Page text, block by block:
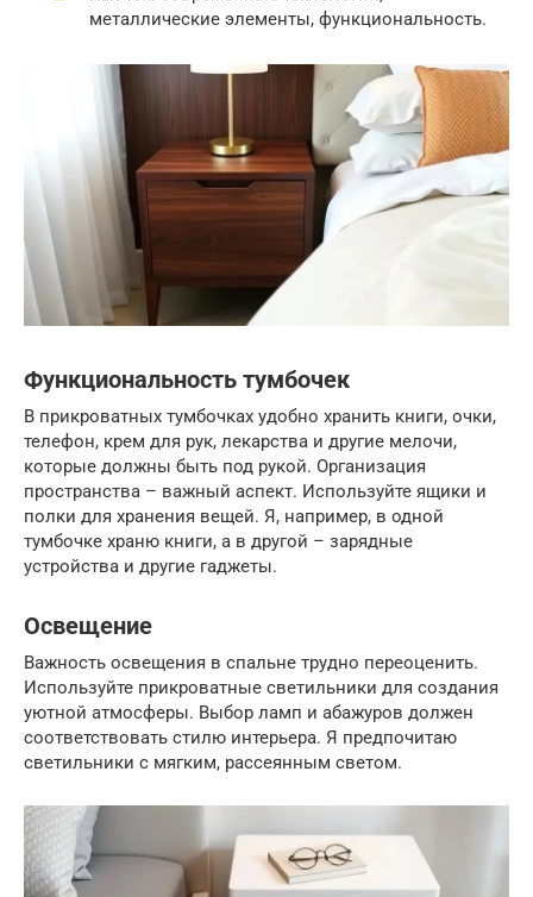
металлические элементы, функциональность.
Функциональность тумбочек
В прикроватных тумбочках удобно хранить книги, очки,
телефон, крем для рук, лекарства и другие мелочи,
которые должны быть под рукой. Организация
пространства – важный аспект. Используйте ящики и
полки для хранения вещей. Я, например, в одной
тумбочке храню книги, а в другой – зарядные
устройства и другие гаджеты.
Освещение
Важность освещения в спальне трудно переоценить.
Используйте прикроватные светильники для создания
уютной атмосферы. Выбор ламп и абажуров должен
соответствовать стилю интерьера. Я предпочитаю
светильники с мягким, рассеянным светом.